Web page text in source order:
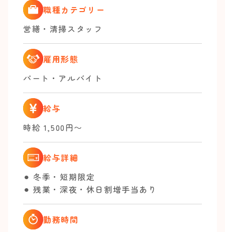
職種カテゴリー
営繕・清掃スタッフ
雇用形態
パート・アルバイト
給与
時給 1,500円〜
給与詳細
⚫︎ 冬季・短期限定
⚫︎ 残業・深夜・休日割増手当あり
勤務時間